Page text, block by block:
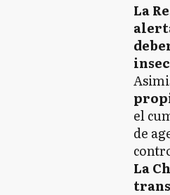
La
el
de
La